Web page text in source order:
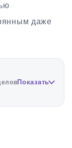
даже
Показать